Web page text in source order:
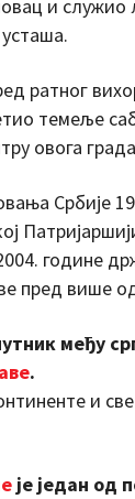
и служио
ратног
темеље
овога
Србије
године
пред више
међу
.
и све
је један од